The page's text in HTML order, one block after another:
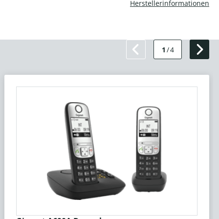
Herstellerinformationen
1 /4